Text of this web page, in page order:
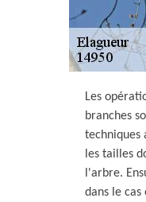
Les
branches
techniques
les tailles
l'arbre.
dans le cas